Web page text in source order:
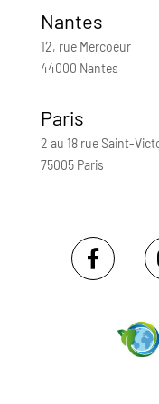
Nantes
12, rue Mercoeur
44000 Nantes
Paris
2 au 18 rue Saint-
75005 Paris